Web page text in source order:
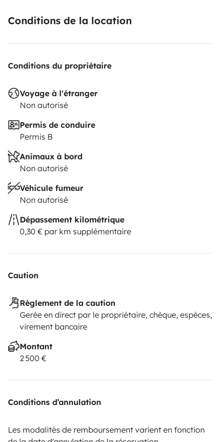
Conditions de la location
Conditions du propriétaire
Voyage à l'étranger
Non autorisé
Permis de conduire
Permis B
Animaux à bord
Non autorisé
Véhicule fumeur
Non autorisé
Dépassement kilométrique
0,30 € par km supplémentaire
Caution
Règlement de la caution
Gerée en direct par le propriétaire, chèque, espèces,
virement bancaire
Montant
2 500 €
Conditions d’annulation
Les modalités de remboursement varient en fonction